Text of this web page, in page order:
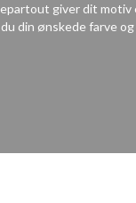
giver dit
din ønskede farve